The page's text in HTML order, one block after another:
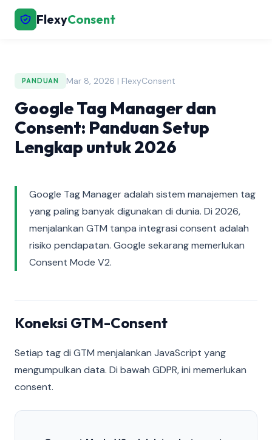
FlexyConsent
PANDUAN Mar 8, 2026 | FlexyConsent
Google Tag Manager dan
Consent: Panduan Setup
Lengkap untuk 2026
Google Tag Manager adalah sistem manajemen tag
yang paling banyak digunakan di dunia. Di 2026,
menjalankan GTM tanpa integrasi consent adalah
risiko pendapatan. Google sekarang memerlukan
Consent Mode V2.
Koneksi GTM-Consent
Setiap tag di GTM menjalankan JavaScript yang
mengumpulkan data. Di bawah GDPR, ini memerlukan
consent.